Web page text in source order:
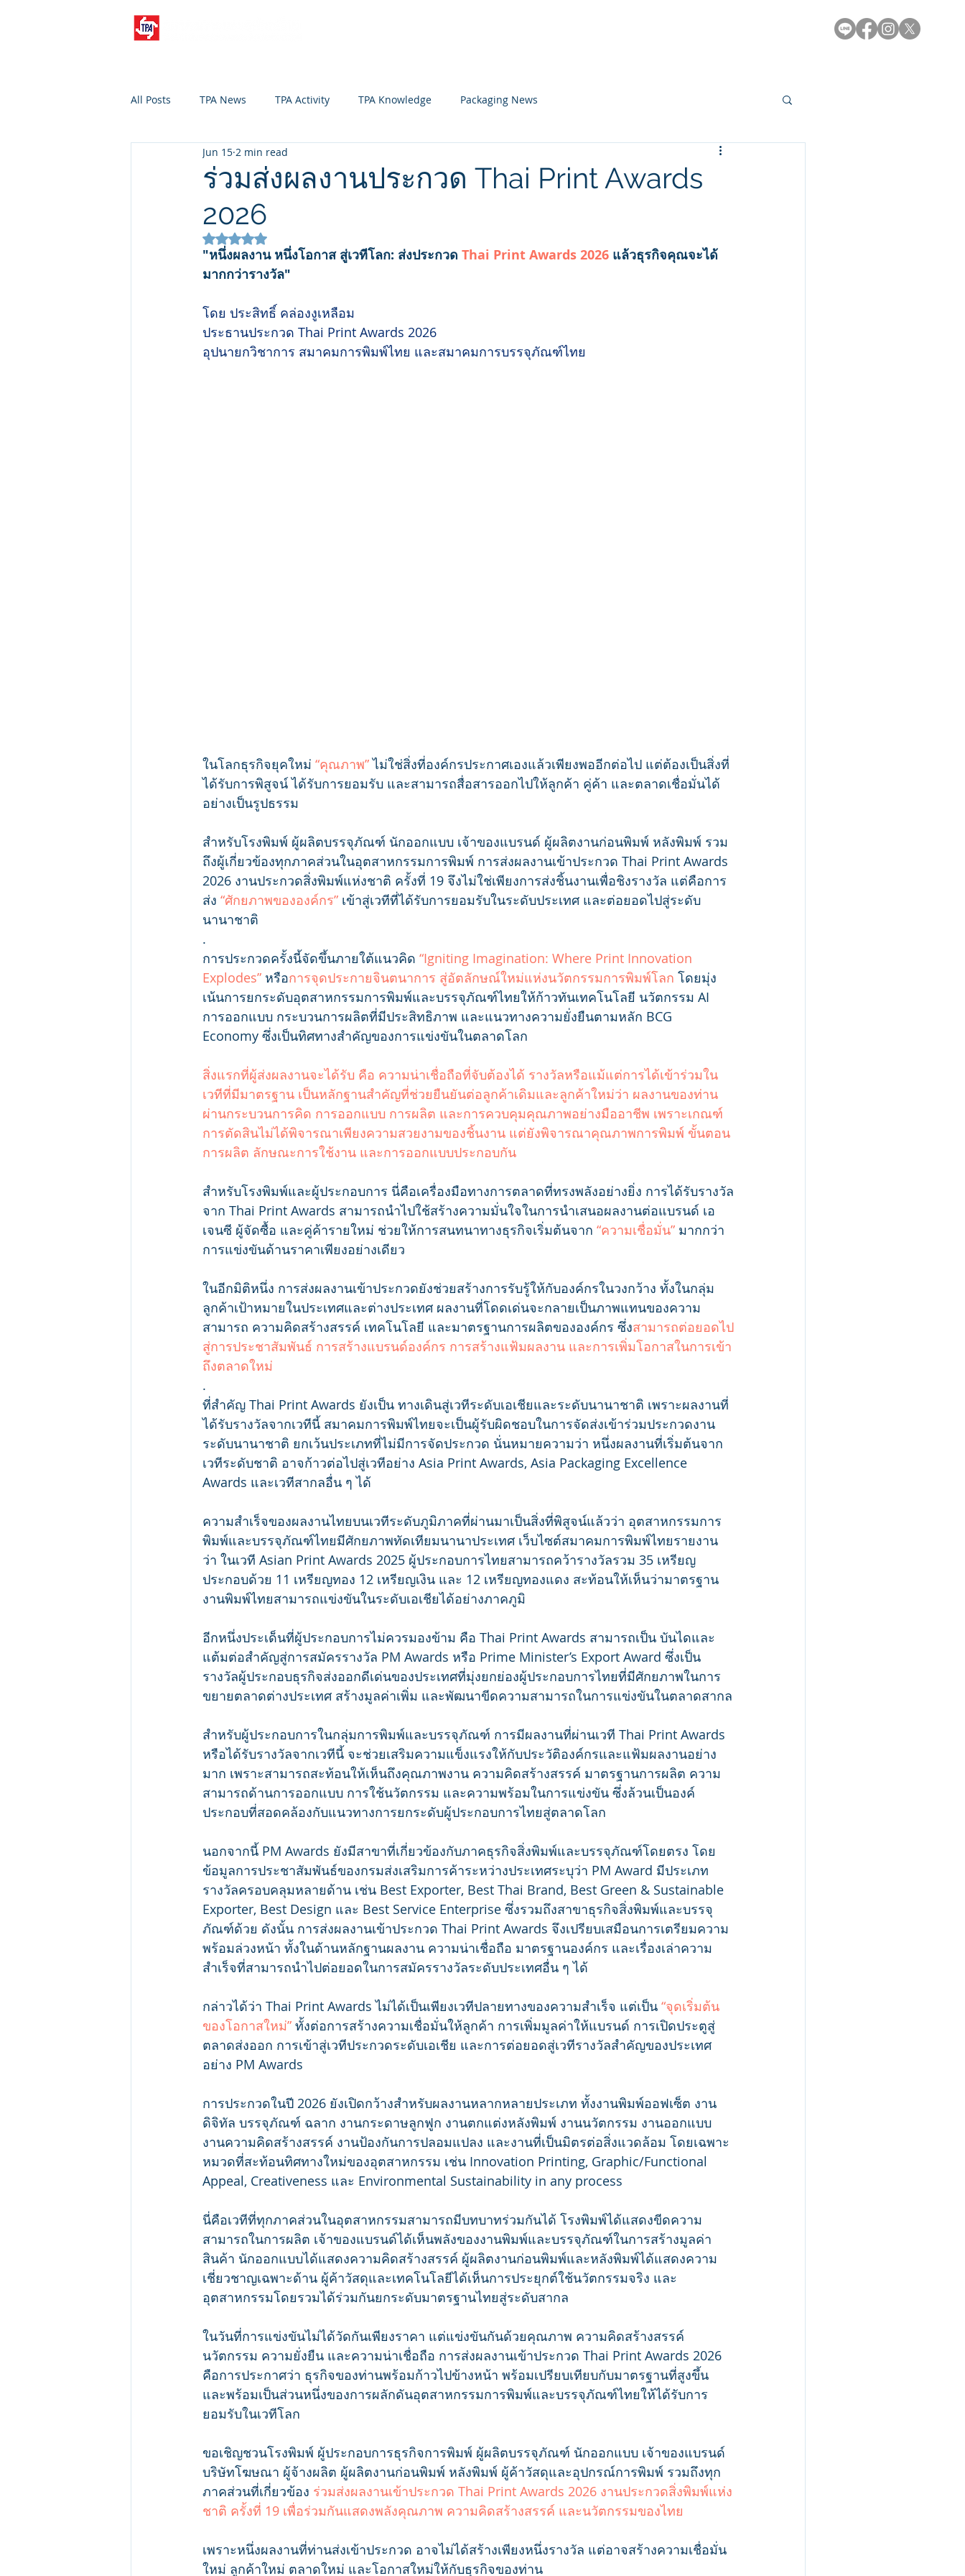
All Posts TPA News TPA Activity TPA Knowledge Packaging News
ร่วมส่งผลงานประกวด Thai Print Awards
2026
Jun 15 2 min read
Rated NaN out of 5 stars.
"หนึ่งผลงาน หนึ่งโอกาส สู่เวทีโลก: ส่งประกวด Thai Print Awards 2026 แล้วธุรกิจคุณจะได้
มากกว่ารางวัล"
โดย ประสิทธิ์ คล่องงูเหลือม
ประธานประกวด Thai Print Awards 2026
อุปนายกวิชาการ สมาคมการพิมพ์ไทย และสมาคมการบรรจุภัณฑ์ไทย
ในโลกธุรกิจยุคใหม่ “คุณภาพ” ไม่ใช่สิ่งที่องค์กรประกาศเองแล้วเพียงพออีกต่อไป แต่ต้องเป็นสิ่งที่
ได้รับการพิสูจน์ ได้รับการยอมรับ และสามารถสื่อสารออกไปให้ลูกค้า คู่ค้า และตลาดเชื่อมั่นได้
อย่างเป็นรูปธรรม
สำหรับโรงพิมพ์ ผู้ผลิตบรรจุภัณฑ์ นักออกแบบ เจ้าของแบรนด์ ผู้ผลิตงานก่อนพิมพ์ หลังพิมพ์ รวม
ถึงผู้เกี่ยวข้องทุกภาคส่วนในอุตสาหกรรมการพิมพ์ การส่งผลงานเข้าประกวด Thai Print Awards
2026 งานประกวดสิ่งพิมพ์แห่งชาติ ครั้งที่ 19 จึงไม่ใช่เพียงการส่งชิ้นงานเพื่อชิงรางวัล แต่คือการ
ส่ง “ศักยภาพขององค์กร” เข้าสู่เวทีที่ได้รับการยอมรับในระดับประเทศ และต่อยอดไปสู่ระดับ
นานาชาติ
.
การประกวดครั้งนี้จัดขึ้นภายใต้แนวคิด “Igniting Imagination: Where Print Innovation
Explodes” หรือการจุดประกายจินตนาการ สู่อัตลักษณ์ใหม่แห่งนวัตกรรมการพิมพ์โลก โดยมุ่ง
เน้นการยกระดับอุตสาหกรรมการพิมพ์และบรรจุภัณฑ์ไทยให้ก้าวทันเทคโนโลยี นวัตกรรม AI
การออกแบบ กระบวนการผลิตที่มีประสิทธิภาพ และแนวทางความยั่งยืนตามหลัก BCG
Economy ซึ่งเป็นทิศทางสำคัญของการแข่งขันในตลาดโลก
สิ่งแรกที่ผู้ส่งผลงานจะได้รับ คือ ความน่าเชื่อถือที่จับต้องได้ รางวัลหรือแม้แต่การได้เข้าร่วมใน
เวทีที่มีมาตรฐาน เป็นหลักฐานสำคัญที่ช่วยยืนยันต่อลูกค้าเดิมและลูกค้าใหม่ว่า ผลงานของท่าน
ผ่านกระบวนการคิด การออกแบบ การผลิต และการควบคุมคุณภาพอย่างมืออาชีพ เพราะเกณฑ์
การตัดสินไม่ได้พิจารณาเพียงความสวยงามของชิ้นงาน แต่ยังพิจารณาคุณภาพการพิมพ์ ขั้นตอน
การผลิต ลักษณะการใช้งาน และการออกแบบประกอบกัน
สำหรับโรงพิมพ์และผู้ประกอบการ นี่คือเครื่องมือทางการตลาดที่ทรงพลังอย่างยิ่ง การได้รับรางวัล
จาก Thai Print Awards สามารถนำไปใช้สร้างความมั่นใจในการนำเสนอผลงานต่อแบรนด์ เอ
เจนซี ผู้จัดซื้อ และคู่ค้ารายใหม่ ช่วยให้การสนทนาทางธุรกิจเริ่มต้นจาก “ความเชื่อมั่น” มากกว่า
การแข่งขันด้านราคาเพียงอย่างเดียว
ในอีกมิติหนึ่ง การส่งผลงานเข้าประกวดยังช่วยสร้างการรับรู้ให้กับองค์กรในวงกว้าง ทั้งในกลุ่ม
ลูกค้าเป้าหมายในประเทศและต่างประเทศ ผลงานที่โดดเด่นจะกลายเป็นภาพแทนของความ
สามารถ ความคิดสร้างสรรค์ เทคโนโลยี และมาตรฐานการผลิตขององค์กร ซึ่งสามารถต่อยอดไป
สู่การประชาสัมพันธ์ การสร้างแบรนด์องค์กร การสร้างแฟ้มผลงาน และการเพิ่มโอกาสในการเข้า
ถึงตลาดใหม่
.
ที่สำคัญ Thai Print Awards ยังเป็น ทางเดินสู่เวทีระดับเอเชียและระดับนานาชาติ เพราะผลงานที่
ได้รับรางวัลจากเวทีนี้ สมาคมการพิมพ์ไทยจะเป็นผู้รับผิดชอบในการจัดส่งเข้าร่วมประกวดงาน
ระดับนานาชาติ ยกเว้นประเภทที่ไม่มีการจัดประกวด นั่นหมายความว่า หนึ่งผลงานที่เริ่มต้นจาก
เวทีระดับชาติ อาจก้าวต่อไปสู่เวทีอย่าง Asia Print Awards, Asia Packaging Excellence
Awards และเวทีสากลอื่น ๆ ได้
ความสำเร็จของผลงานไทยบนเวทีระดับภูมิภาคที่ผ่านมาเป็นสิ่งที่พิสูจน์แล้วว่า อุตสาหกรรมการ
พิมพ์และบรรจุภัณฑ์ไทยมีศักยภาพทัดเทียมนานาประเทศ เว็บไซต์สมาคมการพิมพ์ไทยรายงาน
ว่า ในเวที Asian Print Awards 2025 ผู้ประกอบการไทยสามารถคว้ารางวัลรวม 35 เหรียญ
ประกอบด้วย 11 เหรียญทอง 12 เหรียญเงิน และ 12 เหรียญทองแดง สะท้อนให้เห็นว่ามาตรฐาน
งานพิมพ์ไทยสามารถแข่งขันในระดับเอเชียได้อย่างภาคภูมิ
อีกหนึ่งประเด็นที่ผู้ประกอบการไม่ควรมองข้าม คือ Thai Print Awards สามารถเป็น บันไดและ
แต้มต่อสำคัญสู่การสมัครรางวัล PM Awards หรือ Prime Minister’s Export Award ซึ่งเป็น
รางวัลผู้ประกอบธุรกิจส่งออกดีเด่นของประเทศที่มุ่งยกย่องผู้ประกอบการไทยที่มีศักยภาพในการ
ขยายตลาดต่างประเทศ สร้างมูลค่าเพิ่ม และพัฒนาขีดความสามารถในการแข่งขันในตลาดสากล
สำหรับผู้ประกอบการในกลุ่มการพิมพ์และบรรจุภัณฑ์ การมีผลงานที่ผ่านเวที Thai Print Awards
หรือได้รับรางวัลจากเวทีนี้ จะช่วยเสริมความแข็งแรงให้กับประวัติองค์กรและแฟ้มผลงานอย่าง
มาก เพราะสามารถสะท้อนให้เห็นถึงคุณภาพงาน ความคิดสร้างสรรค์ มาตรฐานการผลิต ความ
สามารถด้านการออกแบบ การใช้นวัตกรรม และความพร้อมในการแข่งขัน ซึ่งล้วนเป็นองค์
ประกอบที่สอดคล้องกับแนวทางการยกระดับผู้ประกอบการไทยสู่ตลาดโลก
นอกจากนี้ PM Awards ยังมีสาขาที่เกี่ยวข้องกับภาคธุรกิจสิ่งพิมพ์และบรรจุภัณฑ์โดยตรง โดย
ข้อมูลการประชาสัมพันธ์ของกรมส่งเสริมการค้าระหว่างประเทศระบุว่า PM Award มีประเภท
รางวัลครอบคลุมหลายด้าน เช่น Best Exporter, Best Thai Brand, Best Green & Sustainable
Exporter, Best Design และ Best Service Enterprise ซึ่งรวมถึงสาขาธุรกิจสิ่งพิมพ์และบรรจุ
ภัณฑ์ด้วย ดังนั้น การส่งผลงานเข้าประกวด Thai Print Awards จึงเปรียบเสมือนการเตรียมความ
พร้อมล่วงหน้า ทั้งในด้านหลักฐานผลงาน ความน่าเชื่อถือ มาตรฐานองค์กร และเรื่องเล่าความ
สำเร็จที่สามารถนำไปต่อยอดในการสมัครรางวัลระดับประเทศอื่น ๆ ได้
กล่าวได้ว่า Thai Print Awards ไม่ได้เป็นเพียงเวทีปลายทางของความสำเร็จ แต่เป็น “จุดเริ่มต้น
ของโอกาสใหม่” ทั้งต่อการสร้างความเชื่อมั่นให้ลูกค้า การเพิ่มมูลค่าให้แบรนด์ การเปิดประตูสู่
ตลาดส่งออก การเข้าสู่เวทีประกวดระดับเอเชีย และการต่อยอดสู่เวทีรางวัลสำคัญของประเทศ
อย่าง PM Awards
การประกวดในปี 2026 ยังเปิดกว้างสำหรับผลงานหลากหลายประเภท ทั้งงานพิมพ์ออฟเซ็ต งาน
ดิจิทัล บรรจุภัณฑ์ ฉลาก งานกระดาษลูกฟูก งานตกแต่งหลังพิมพ์ งานนวัตกรรม งานออกแบบ
งานความคิดสร้างสรรค์ งานป้องกันการปลอมแปลง และงานที่เป็นมิตรต่อสิ่งแวดล้อม โดยเฉพาะ
หมวดที่สะท้อนทิศทางใหม่ของอุตสาหกรรม เช่น Innovation Printing, Graphic/Functional
Appeal, Creativeness และ Environmental Sustainability in any process
นี่คือเวทีที่ทุกภาคส่วนในอุตสาหกรรมสามารถมีบทบาทร่วมกันได้ โรงพิมพ์ได้แสดงขีดความ
สามารถในการผลิต เจ้าของแบรนด์ได้เห็นพลังของงานพิมพ์และบรรจุภัณฑ์ในการสร้างมูลค่า
สินค้า นักออกแบบได้แสดงความคิดสร้างสรรค์ ผู้ผลิตงานก่อนพิมพ์และหลังพิมพ์ได้แสดงความ
เชี่ยวชาญเฉพาะด้าน ผู้ค้าวัสดุและเทคโนโลยีได้เห็นการประยุกต์ใช้นวัตกรรมจริง และ
อุตสาหกรรมโดยรวมได้ร่วมกันยกระดับมาตรฐานไทยสู่ระดับสากล
ในวันที่การแข่งขันไม่ได้วัดกันเพียงราคา แต่แข่งขันกันด้วยคุณภาพ ความคิดสร้างสรรค์
นวัตกรรม ความยั่งยืน และความน่าเชื่อถือ การส่งผลงานเข้าประกวด Thai Print Awards 2026
คือการประกาศว่า ธุรกิจของท่านพร้อมก้าวไปข้างหน้า พร้อมเปรียบเทียบกับมาตรฐานที่สูงขึ้น
และพร้อมเป็นส่วนหนึ่งของการผลักดันอุตสาหกรรมการพิมพ์และบรรจุภัณฑ์ไทยให้ได้รับการ
ยอมรับในเวทีโลก
ขอเชิญชวนโรงพิมพ์ ผู้ประกอบการธุรกิจการพิมพ์ ผู้ผลิตบรรจุภัณฑ์ นักออกแบบ เจ้าของแบรนด์
บริษัทโฆษณา ผู้จ้างผลิต ผู้ผลิตงานก่อนพิมพ์ หลังพิมพ์ ผู้ค้าวัสดุและอุปกรณ์การพิมพ์ รวมถึงทุก
ภาคส่วนที่เกี่ยวข้อง ร่วมส่งผลงานเข้าประกวด Thai Print Awards 2026 งานประกวดสิ่งพิมพ์แห่ง
ชาติ ครั้งที่ 19 เพื่อร่วมกันแสดงพลังคุณภาพ ความคิดสร้างสรรค์ และนวัตกรรมของไทย
เพราะหนึ่งผลงานที่ท่านส่งเข้าประกวด อาจไม่ได้สร้างเพียงหนึ่งรางวัล แต่อาจสร้างความเชื่อมั่น
ใหม่ ลูกค้าใหม่ ตลาดใหม่ และโอกาสใหม่ให้กับธุรกิจของท่าน